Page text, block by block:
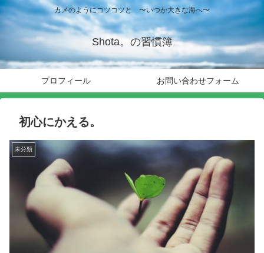
カメのようにコツコツと 〜いつか大きな海へ〜
Shota。の習慣簿
プロフィール お問い合わせフォーム
初心にかえる。
未分類